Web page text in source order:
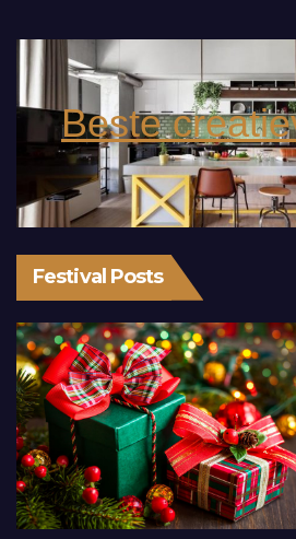
Beste
Festival Posts